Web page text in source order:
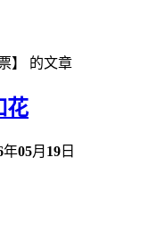
】 的文章
花
年05月 19 日